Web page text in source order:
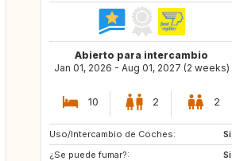
Abierto para intercambio
Jan 01, 2026 - Aug 01, 2027 (2 weeks)
10 2 2
Uso/Intercambio de Coches:
Si
¿Se puede fumar?:
Si
SE
PT